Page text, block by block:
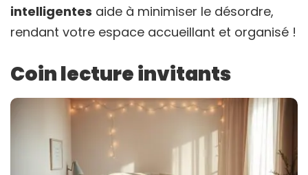
intelligentes aide à minimiser le désordre,
rendant votre espace accueillant et organisé !
Coin lecture invitants